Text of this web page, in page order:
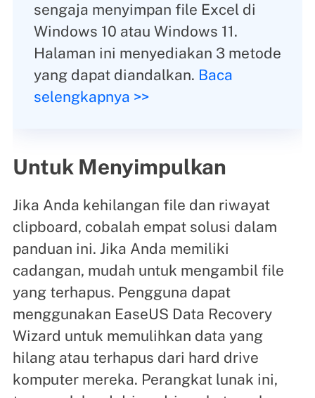
sengaja menyimpan file Excel di
Windows 10 atau Windows 11.
Halaman ini menyediakan 3 metode
yang dapat diandalkan. Baca
selengkapnya >>
Untuk Menyimpulkan
Jika Anda kehilangan file dan riwayat
clipboard, cobalah empat solusi dalam
panduan ini. Jika Anda memiliki
cadangan, mudah untuk mengambil file
yang terhapus. Pengguna dapat
menggunakan EaseUS Data Recovery
Wizard untuk memulihkan data yang
hilang atau terhapus dari hard drive
komputer mereka. Perangkat lunak ini,